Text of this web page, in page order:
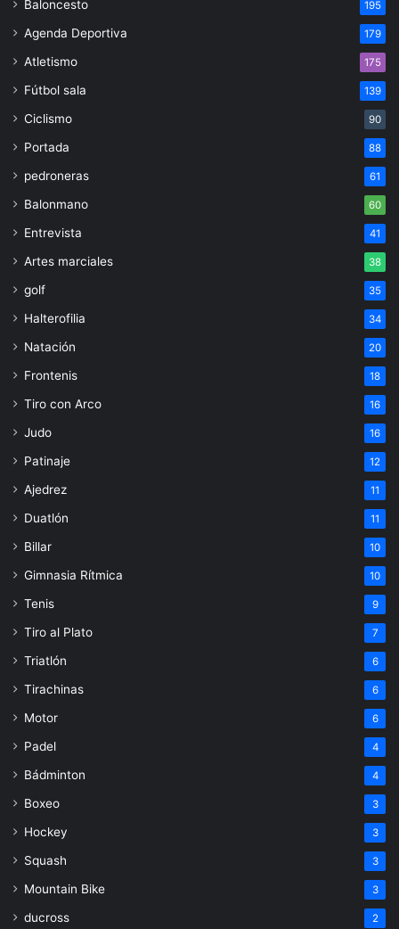
Baloncesto 195
Agenda Deportiva 179
Atletismo 175
Fútbol sala 139
Ciclismo 90
Portada 88
pedroneras 61
Balonmano 60
Entrevista 41
Artes marciales 38
golf 35
Halterofilia 34
Natación 20
Frontenis 18
Tiro con Arco 16
Judo 16
Patinaje 12
Ajedrez 11
Duatlón 11
Billar 10
Gimnasia Rítmica 10
Tenis 9
Tiro al Plato 7
Triatlón 6
Tirachinas 6
Motor 6
Padel 4
Bádminton 4
Boxeo 3
Hockey 3
Squash 3
Mountain Bike 3
ducross 2